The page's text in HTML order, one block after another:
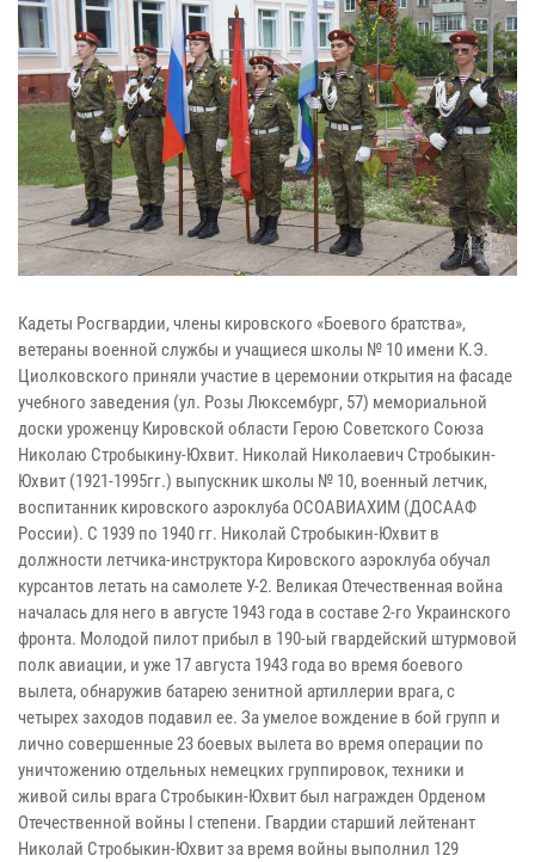
Кадеты Росгвардии, члены кировского «Боевого братства»,
ветераны военной службы и учащиеся школы № 10 имени К.Э.
Циолковского приняли участие в церемонии открытия на фасаде
учебного заведения (ул. Розы Люксембург, 57) мемориальной
доски уроженцу Кировской области Герою Советского Союза
Николаю Стробыкину-Юхвит. Николай Николаевич Стробыкин-
Юхвит (1921-1995гг.) выпускник школы № 10, военный летчик,
воспитанник кировского аэроклуба ОСОАВИАХИМ (ДОСААФ
России). С 1939 по 1940 гг. Николай Стробыкин-Юхвит в
должности летчика-инструктора Кировского аэроклуба обучал
курсантов летать на самолете У-2. Великая Отечественная война
началась для него в августе 1943 года в составе 2-го Украинского
фронта. Молодой пилот прибыл в 190-ый гвардейский штурмовой
полк авиации, и уже 17 августа 1943 года во время боевого
вылета, обнаружив батарею зенитной артиллерии врага, с
четырех заходов подавил ее. За умелое вождение в бой групп и
лично совершенные 23 боевых вылета во время операции по
уничтожению отдельных немецких группировок, техники и
живой силы врага Стробыкин-Юхвит был награжден Орденом
Отечественной войны I степени. Гвардии старший лейтенант
Николай Стробыкин-Юхвит за время войны выполнил 129